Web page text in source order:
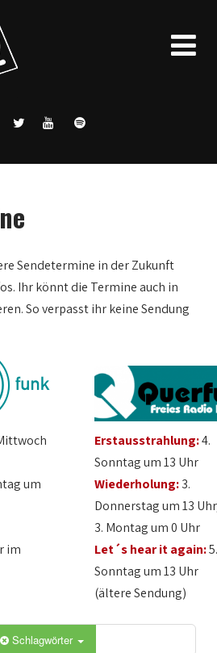
Sendetermine in der Zukunft
Ihr könnt die Termine auch in
So verpasst ihr keine Sendung
um
im
Erstausstrahlung:4.
Sonntag um 13 Uhr
Wiederholung:3.
Donnerstag um 13
3. Montag um 0 Uhr
Let´s hear it again:
Sonntag um 13 Uhr
(ältere Sendung)
Schlagwörter